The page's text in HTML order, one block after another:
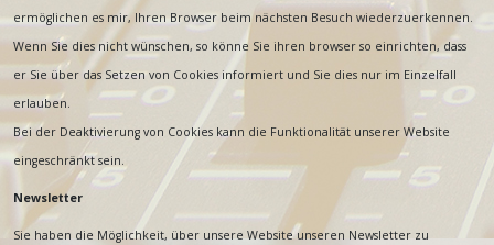
ermöglichen es mir, Ihren Browser beim nächsten Besuch wiederzuerkennen.
Wenn Sie dies nicht wünschen, so könne Sie ihren browser so einrichten, dass
er Sie über das Setzen von Cookies informiert und Sie dies nur im Einzelfall
erlauben.
Bei der Deaktivierung von Cookies kann die Funktionalität unserer Website
eingeschränkt sein.
Newsletter
Sie haben die Möglichkeit, über unsere Website unseren Newsletter zu